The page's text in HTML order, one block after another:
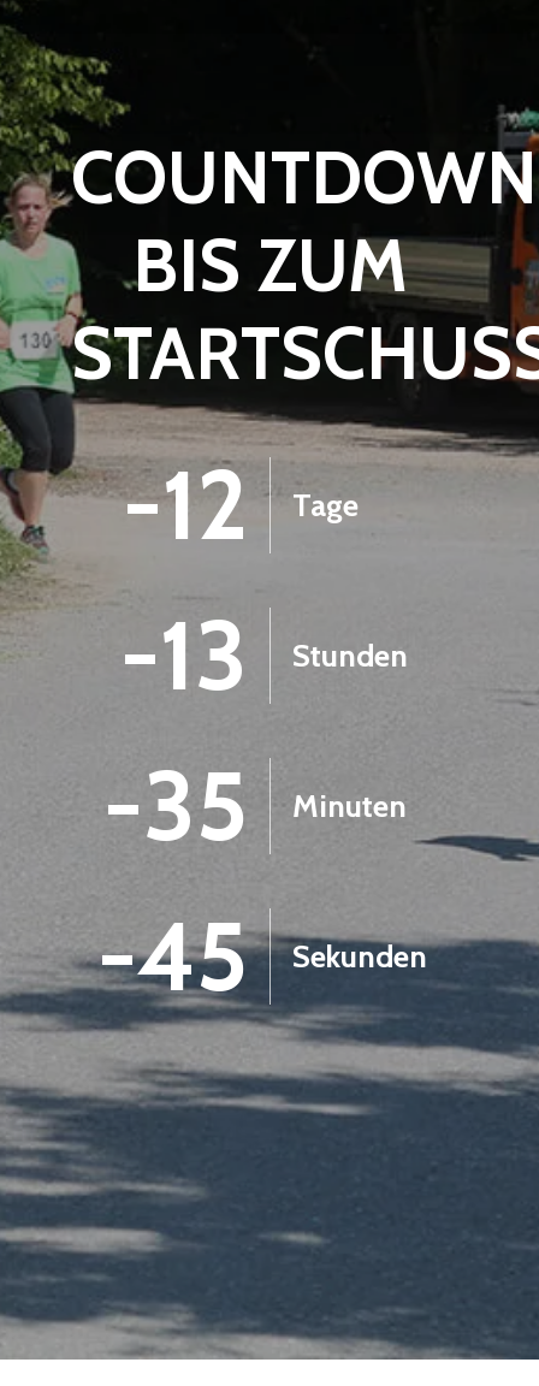
COUNTDOWN
BIS ZUM
-12 Tage
-13 Stunden
-35 Minuten
-47 Sekunden